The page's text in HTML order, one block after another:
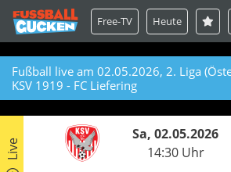
Free-TV Heute
Fußball live am 02.05.2026, 2. Liga
KSV 1919 - FC Liefering
Live
Sa, 02.05.2026
14:30 Uhr